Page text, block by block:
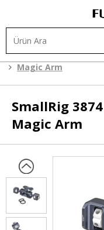
Magic Arm
SmallRig
Magic Arm